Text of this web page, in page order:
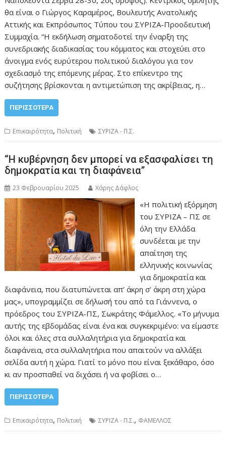
θα είναι ο Γιώργος Καραμέρος, Βουλευτής Ανατολικής
Αττικής και Εκπρόσωπος Τύπου του ΣΥΡΙΖΑ-Προοδευτική
Συμμαχία. “Η εκδήλωση σηματοδοτεί την έναρξη της
συνεδριακής διαδικασίας του κόμματος και στοχεύει στο
άνοιγμα ενός ευρύτερου πολιτικού διαλόγου για τον
σχεδιασμό της επόμενης μέρας. Στο επίκεντρο της
συζήτησης βρίσκονται η αντιμετώπιση της ακρίβειας, η…
ΠΕΡΙΣΣΌΤΕΡΑ
Επικαιρότητα, Πολιτική ΣΥΡΙΖΑ - Π.Σ.
“Η κυβέρνηση δεν μπορεί να εξασφαλίσει τη
δημοκρατία και τη διαφάνεια”
23 Φεβρουαρίου 2025 Χάρης Δάφλος
«Η πολιτική εξόρμηση
του ΣΥΡΙΖΑ – ΠΣ σε
όλη την Ελλάδα
συνδέεται με την
απαίτηση της
ελληνικής κοινωνίας
για δημοκρατία και
διαφάνεια, που διατυπώνεται απ’ άκρη σ’ άκρη στη χώρα
μας», υπογραμμίζει σε δήλωσή του από τα Γιάννενα, ο
πρόεδρος του ΣΥΡΙΖΑ-ΠΣ, Σωκράτης Φάμελλος. «Το μήνυμα
αυτής της εβδομάδας είναι ένα και συγκεκριμένο: να είμαστε
όλοι και όλες στα συλλαλητήρια για δημοκρατία και
διαφάνεια, στα συλλαλητήρια που απαιτούν να αλλάξει
σελίδα αυτή η χώρα. Γιατί το μόνο που είναι ξεκάθαρο, όσο
κι αν προσπαθεί να διχάσει ή να φοβίσει ο…
ΠΕΡΙΣΣΌΤΕΡΑ
Επικαιρότητα, Πολιτική ΣΥΡΙΖΑ - Π.Σ., ΦΑΜΕΛΛΟΣ